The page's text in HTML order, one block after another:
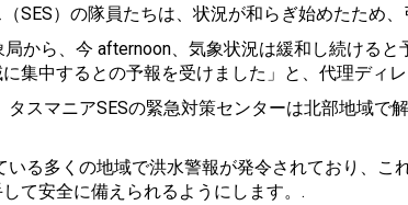
SES）の隊員たちは、状況が和らぎ始めたため
局から、今 afternoon、気象状況は緩和し続ける
集中するとの予報を受けました」と、代理ディ
タスマニアSESの緊急対策センターは北部地域で
いる多くの地域で洪水警報が発令されており、こ
て安全に備えられるようにします。.